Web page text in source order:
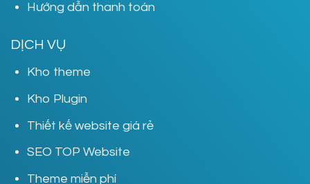
Hướng dẫn thanh toán
DỊCH VỤ
Kho theme
Kho Plugin
Thiết kế website giá rẻ
SEO TOP Website
Theme miễn phí